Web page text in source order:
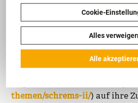
sollten daher dringend alle im
bzw. der Organisation
Datenverarbeitungsvorgänge
Zusammenhang mit
vom
Rheinland-Pfalz
themen/schrems-ii/) auf ihre
Cookie-
Alles
Alle